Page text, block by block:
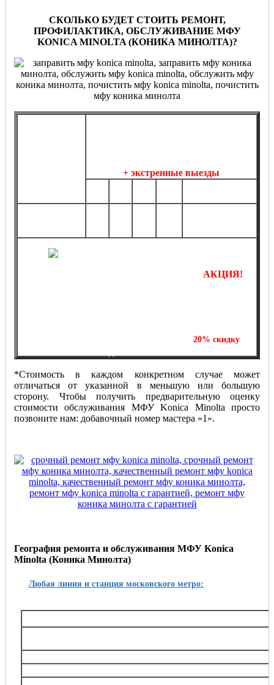
СКОЛЬКО БУДЕТ СТОИТЬ РЕМОНТ,
ПРОФИЛАКТИКА, ОБСЛУЖИВАНИЕ МФУ
KONICA MINOLTA (КОНИКА МИНОЛТА)?
+ экстренные выезды
АКЦИЯ!
20% скидку
*Стоимость в каждом конкретном случае может
отличаться от указанной в меньшую или большую
сторону. Чтобы получить предварительную оценку
стоимости обслуживания МФУ Konica Minolta просто
позвоните нам: добавочный номер мастера «1».
География ремонта и обслуживания МФУ Konica
Minolta (Коника Минолта)
Любая линия и станция московского метро: